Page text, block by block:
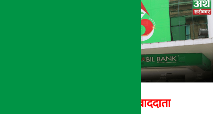
अर्थ सरोकार सम्बाददाता